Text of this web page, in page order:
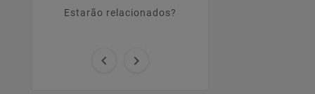
Estarão relacionados?
 